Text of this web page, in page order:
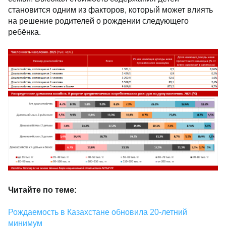
становится одним из факторов, который может влиять
на решение родителей о рождении следующего
ребёнка.
Читайте по теме:
Рождаемость в Казахстане обновила 20-летний
минимум